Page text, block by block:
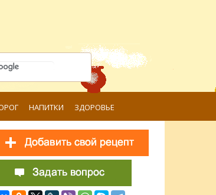
НАПИТКИ ЗДОРОВЬЕ